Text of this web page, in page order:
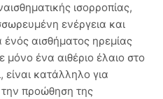
ισορροπίας,
ενέργεια και
ένός αισθήματος ηρεμίας
μόνο ένα αιθέριο έλαιο στο
είναι κατάλληλο για
την προώθηση της